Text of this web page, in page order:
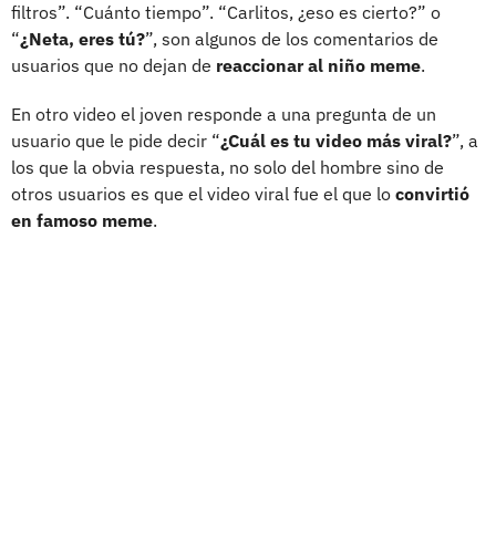
filtros”. “Cuánto tiempo”. “Carlitos, ¿eso es cierto?” o
“¿Neta, eres tú?”, son algunos de los comentarios de
usuarios que no dejan de reaccionar al niño meme.
En otro video el joven responde a una pregunta de un
usuario que le pide decir “¿Cuál es tu video más viral?”, a
los que la obvia respuesta, no solo del hombre sino de
otros usuarios es que el video viral fue el que lo convirtió
en famoso meme.